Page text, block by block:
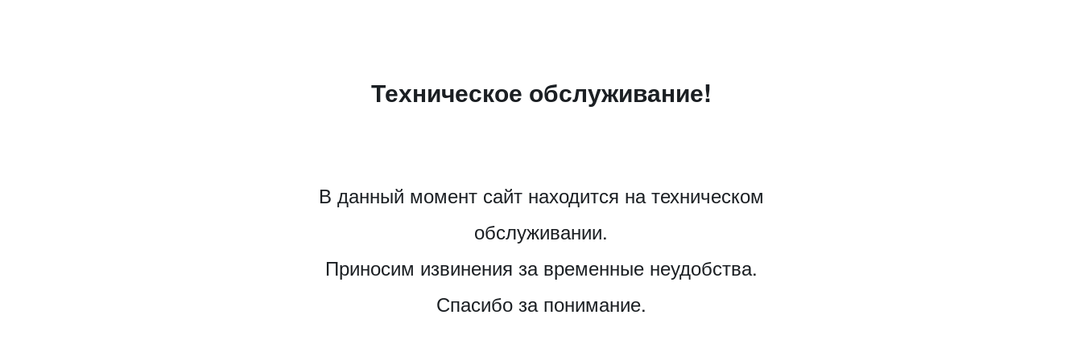
Техническое обслуживание!
В данный момент сайт находится на техническом
обслуживании.
Приносим извинения за временные неудобства.
Спасибо за понимание.